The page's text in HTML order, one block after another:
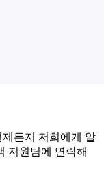
든지 저희에게 알
지원팀에 연락해